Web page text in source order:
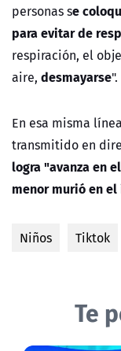
personas se
para evitar de
respiración, el
aire, desmayarse".
En esa misma
transmitido en
logra "avanza en
menor murió en
Niños Tiktok
Te